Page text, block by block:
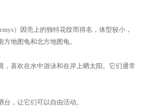
）因壳上的独特花纹而得名，体型较小，
地图龟和北方地图龟。
，喜欢在水中游泳和在岸上晒太阳。它们通常
，让它们可以自由活动。